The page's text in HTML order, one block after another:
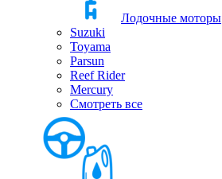
Лодочные моторы
Suzuki
Toyama
Parsun
Reef Rider
Mercury
Смотреть все